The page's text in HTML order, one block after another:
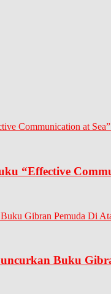
“Effective
Buku